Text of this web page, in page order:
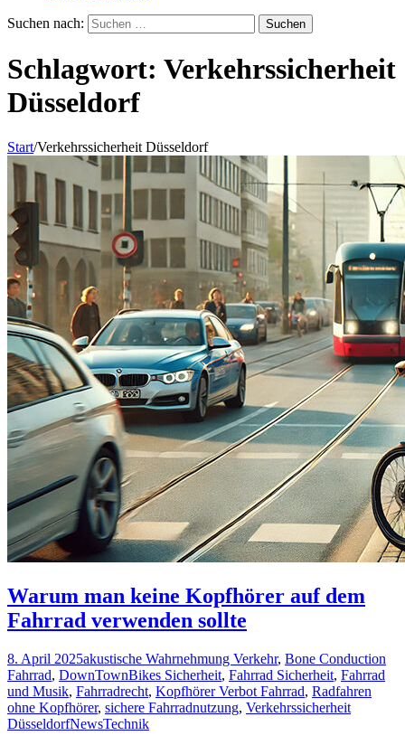
Suchen nach:
Schlagwort: Verkehrssicherheit
Düsseldorf
Start/Verkehrssicherheit Düsseldorf
Warum man keine Kopfhörer auf dem
Fahrrad verwenden sollte
8. April 2025akustische Wahrnehmung Verkehr, Bone Conduction
Fahrrad, DownTownBikes Sicherheit, Fahrrad Sicherheit, Fahrrad
und Musik, Fahrradrecht, Kopfhörer Verbot Fahrrad, Radfahren
ohne Kopfhörer, sichere Fahrradnutzung, Verkehrssicherheit
DüsseldorfNewsTechnik